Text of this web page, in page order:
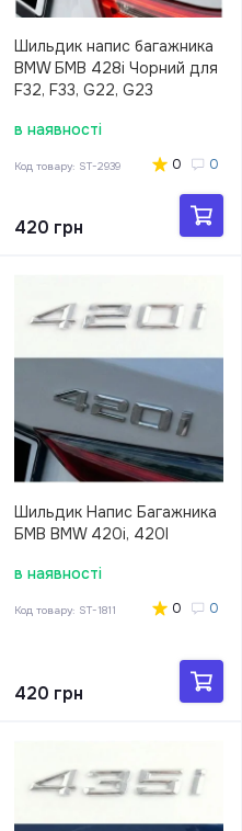
Шильдик напис багажника
BMW БМВ 428i Чорний для
F32, F33, G22, G23
в наявності
Код товару: ST-2939 0 0
420 грн
Шильдик Напис Багажника
БМВ BMW 420i, 420I
в наявності
Код товару: ST-1811 0 0
420 грн